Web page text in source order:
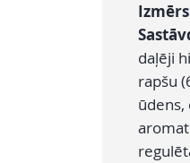
daļēji
rapšu
ūdens,